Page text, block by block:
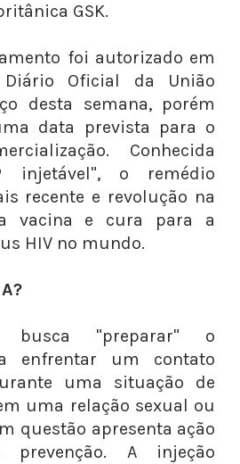
GSK.
foi autorizado em
Oficial da União
desta semana, porém
data prevista para o
Conhecida
injetável", o remédio
recente e revolução na
vacina e cura para a
HIV no mundo.
busca "preparar" o
enfrentar um contato
uma situação de
uma relação sexual ou
questão apresenta ação
prevenção. A injeção